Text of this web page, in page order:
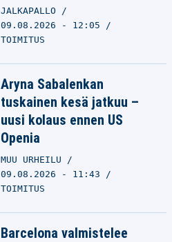
JALKAPALLO
09.08.2026 - 12:05
TOIMITUS
Aryna Sabalenkan
tuskainen kesä jatkuu –
uusi kolaus ennen US
Openia
MUU URHEILU
09.08.2026 - 11:43
TOIMITUS
Barcelona valmistelee